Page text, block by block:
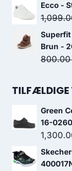
Ecco -
Superfit
Brun -
TILFÆLDIGE
Green
16-